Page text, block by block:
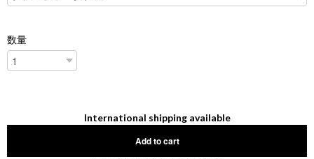
数量
International shipping available
Add to cart